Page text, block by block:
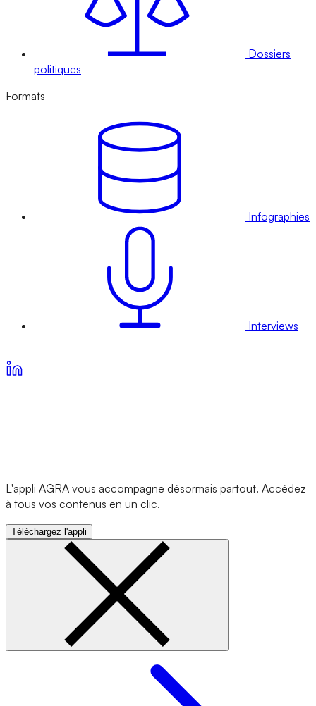
Dossiers
politiques
Formats
Infographies
Interviews
L'appli AGRA vous accompagne désormais partout. Accédez
à tous vos contenus en un clic.
Téléchargez l'appli